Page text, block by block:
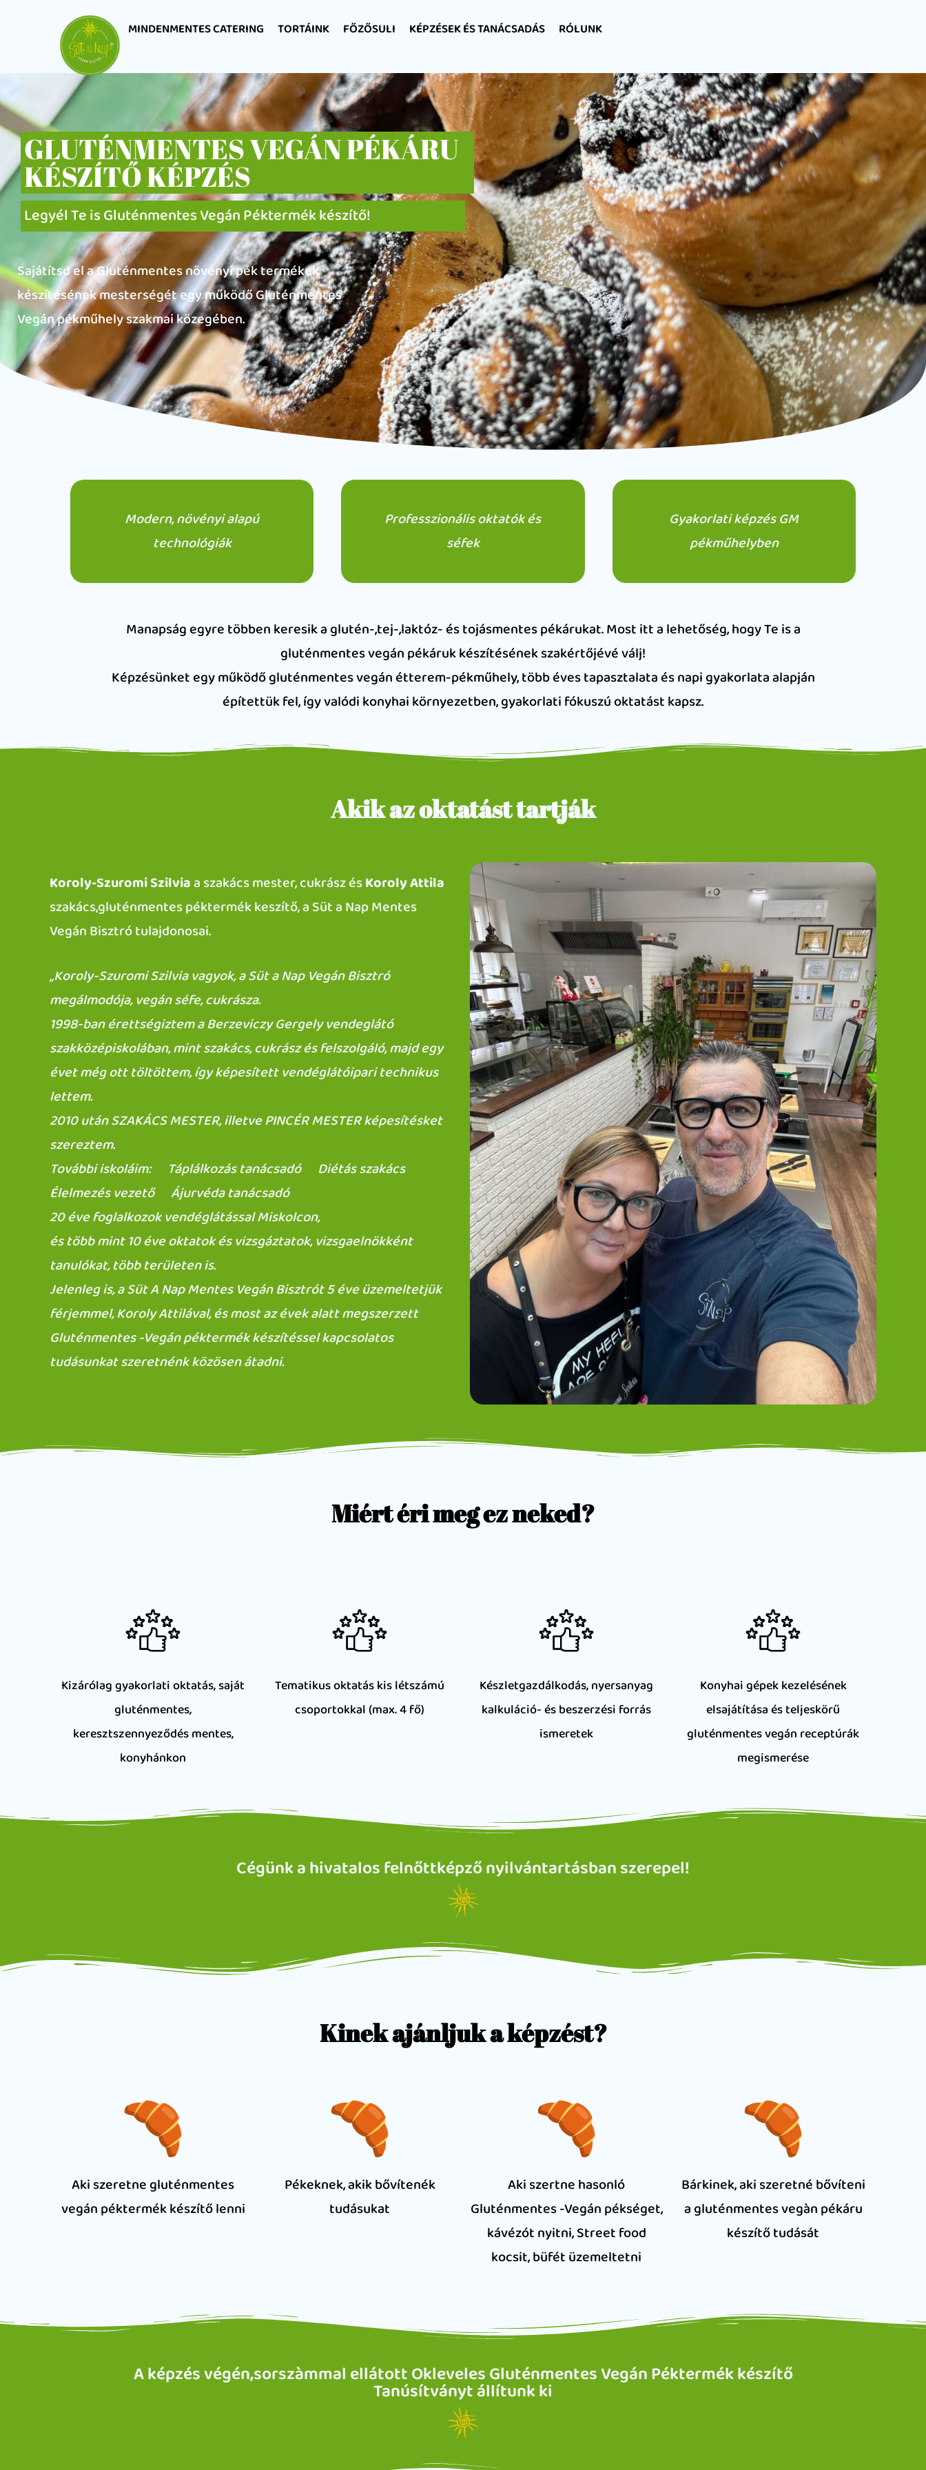
MINDENMENTES CATERING TORTÁINK FŐZŐSULI KÉPZÉSEK ÉS TANÁCSADÁS RÓLUNK
GLUTÉNMENTES VEGÁN PÉKÁRU
KÉSZÍTŐ KÉPZÉS
Legyél Te is Gluténmentes Vegán Péktermék készítő!
Sajátítsd el a Gluténmentes növényi pék termékek
készítésének mesterségét egy működő Gluténmentes
Vegán pékműhely szakmai közegében.
Modern, növényi alapú
technológiák
Professzionális oktatók és
séfek
Gyakorlati képzés GM
pékműhelyben
Manapság egyre többen keresik a glutén-,tej-,laktóz- és tojásmentes pékárukat. Most itt a lehetőség, hogy Te is a
gluténmentes vegán pékáruk készítésének szakértőjévé válj!
Képzésünket egy működő gluténmentes vegán étterem-pékműhely, több éves tapasztalata és napi gyakorlata alapján
építettük fel, így valódi konyhai környezetben, gyakorlati fókuszú oktatást kapsz.
Akik az oktatást tartják
Koroly-Szuromi Szilviaa szakács mester, cukrász ésKoroly Attila
szakács,gluténmentes péktermék keszítő, a Süt a Nap Mentes
Vegán Bisztró tulajdonosai.
„Koroly-Szuromi Szilvia vagyok, a Süt a Nap Vegán Bisztró
megálmodója, vegán séfe, cukrásza.
1998-ban érettségiztem a Berzeviczy Gergely vendeglátó
szakközépiskolában, mint szakács, cukrász és felszolgáló, majd egy
évet még ott töltöttem, így képesített vendéglátóipari technikus
lettem.
2010 után SZAKÁCS MESTER, illetve PINCÉR MESTER képesítésket
szereztem.
További iskoláim: Táplálkozás tanácsadó Diétás szakács
Élelmezés vezető Ájurvéda tanácsadó
20 éve foglalkozok vendéglátással Miskolcon,
és több mint 10 éve oktatok és vizsgáztatok, vizsgaelnökként
tanulókat, több területen is.
Jelenleg is, a Süt A Nap Mentes Vegán Bisztrót 5 éve üzemeltetjük
férjemmel, Koroly Attilával, és most az évek alatt megszerzett
Gluténmentes -Vegán péktermék készítéssel kapcsolatos
tudásunkat szeretnénk közösen átadni.
Miért éri meg ez neked?
Kizárólag gyakorlati oktatás, saját
gluténmentes,
keresztszennyeződés mentes,
konyhánkon
Tematikus oktatás kis létszámú
csoportokkal (max. 4 fő)
Készletgazdálkodás, nyersanyag
kalkuláció- és beszerzési forrás
ismeretek
Konyhai gépek kezelésének
elsajátítása és teljeskörű
gluténmentes vegán receptúrák
megismerése
Cégünk a hivatalos felnőttképző nyilvántartásban szerepel!
Kinek ajánljuk a képzést?
Aki szeretne gluténmentes
vegán péktermék készítő lenni
Pékeknek, akik bővítenék
tudásukat
Aki szertne hasonló
Gluténmentes -Vegán pékséget,
kávézót nyitni, Street food
kocsit, büfét üzemeltetni
Bárkinek, aki szeretné bővíteni
a gluténmentes vegàn pékáru
készítő tudását
A képzés végén,sorszàmmal ellátott Okleveles Gluténmentes Vegán Péktermék készítő
Tanúsítványt állítunk ki